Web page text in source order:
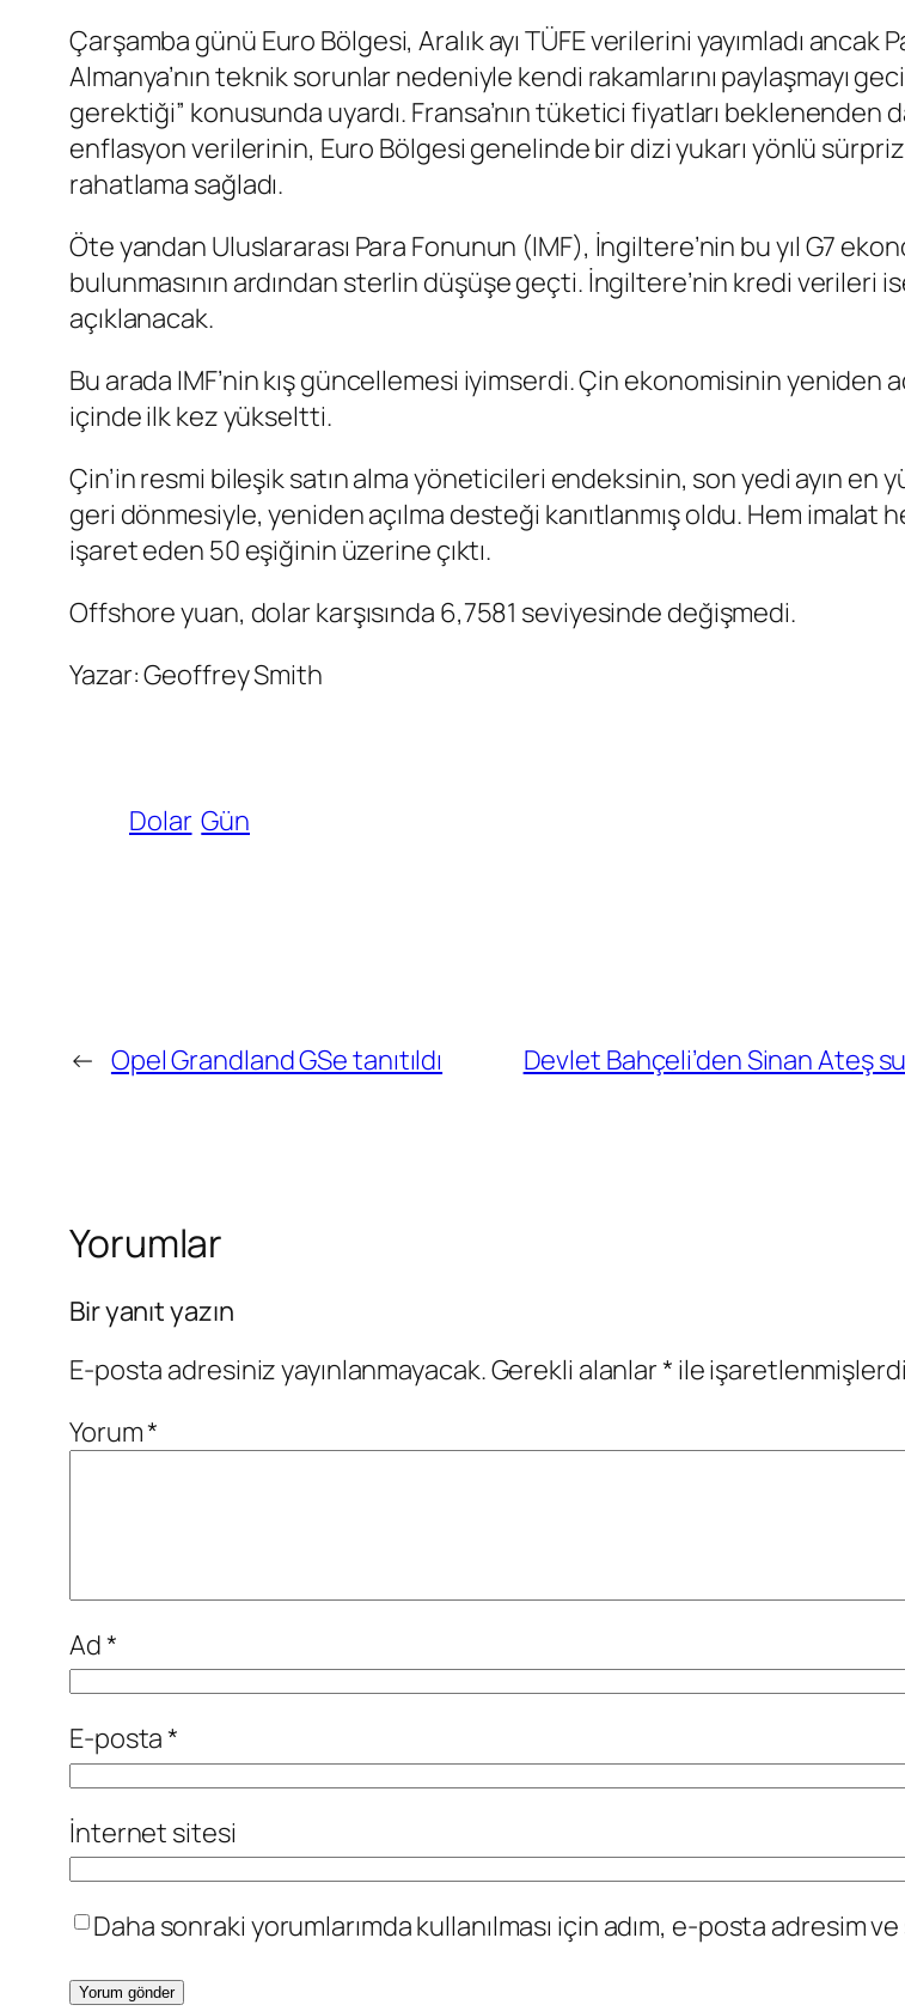
Çarşamba günü Euro Bölgesi, Aralık ayı TÜFE verilerini yayımladı
Almanya’nın teknik sorunlar nedeniyle kendi rakamlarını paylaşmayı
gerektiği” konusunda uyardı. Fransa’nıntüketici fiyatları beklenenden
enflasyon verilerinin, Euro Bölgesi genelinde bir dizi yukarı yönlü
rahatlama sağladı.
Öte yandan Uluslararası Para Fonunun (IMF), İngiltere’nin bu yıl G7
bulunmasının ardından sterlin düşüşe geçti. İngiltere’nin kredi verileri
açıklanacak.
Bu arada IMF’nin kış güncellemesi iyimserdi. Çin ekonomisinin yeniden
içinde ilk kez yükseltti.
Çin’in resmi bileşik satın alma yöneticileri endeksinin, son yedi ayın en
geri dönmesiyle, yeniden açılma desteği kanıtlanmış oldu. Hem imalat
işaret eden 50 eşiğinin üzerine çıktı.
Offshore yuan, dolar karşısında 6,7581 seviyesinde değişmedi.
Yazar: Geoffrey Smith
Dolar Gün
← Opel Grandland GSe tanıtıldı Devlet Bahçeli’den Sinan Ateş
Yorumlar
Bir yanıt yazın
E-posta adresiniz yayınlanmayacak.Gerekli alanlar* ile
Yorum*
Ad*
E-posta*
İnternet sitesi
Daha sonraki yorumlarımda kullanılması için adım, e-posta adresim